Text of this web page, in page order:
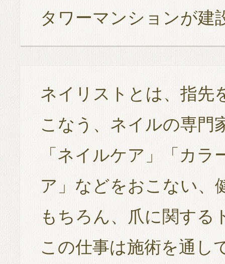
タワーマンションが建
ネイリストとは、指先
こなう、ネイルの専門
「ネイルケア」「カ
ア」などをおこない、
もちろん、爪に関する
この仕事は施術を通し